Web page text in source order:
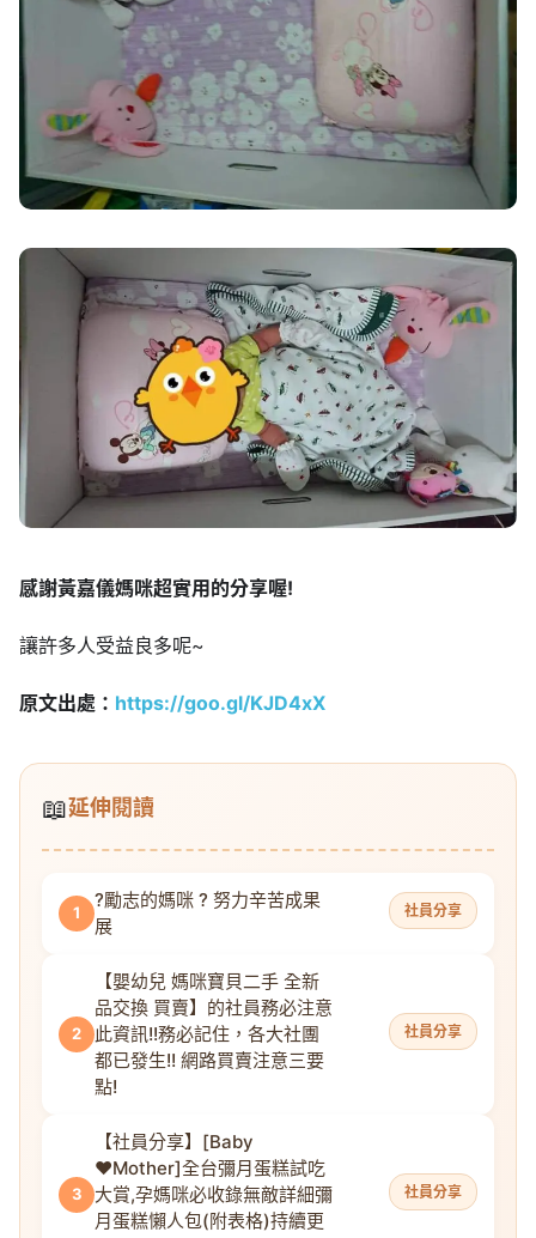
感謝黃嘉儀媽咪超實用的分享喔!
讓許多人受益良多呢~
原文出處： https://goo.gl/KJD4xX
📖延伸閱讀
1
?勵志的媽咪 ? 努力辛苦成果
展
社員分享
2
【嬰幼兒 媽咪寶貝二手 全新
品交換 買賣】的社員務必注意
此資訊!!務必記住，各大社團
都已發生!! 網路買賣注意三要
點!
社員分享
3
【社員分享】[Baby
♥Mother]全台彌月蛋糕試吃
大賞,孕媽咪必收錄無敵詳細彌
月蛋糕懶人包(附表格)持續更
社員分享